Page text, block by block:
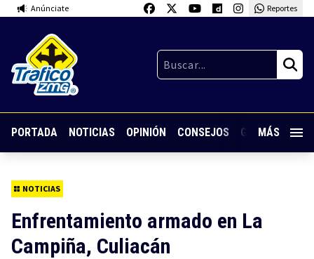
Anúnciate Reportes
PORTADA NOTICIAS OPINIÓN CONSEJOS GUARDIA
MÁS
NOTICIAS
Enfrentamiento armado en La
Campiña, Culiacán